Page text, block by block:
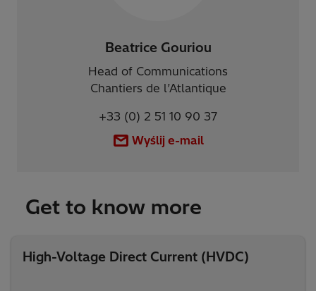
Beatrice Gouriou
Head of Communications
Chantiers de l’Atlantique
+33 (0) 2 51 10 90 37
Wyślij e-mail
Get to know more
High-Voltage Direct Current (HVDC)